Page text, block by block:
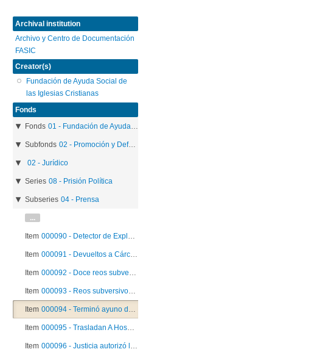
Archival institution
Archivo y Centro de Documentación
FASIC
Creator(s)
Fundación de Ayuda Social de
las Iglesias Cristianas
Fonds
Fonds 01 - Fundación de Ayuda Social de las Iglesias Cristianas
Subfonds 02 - Promoción y Defensa de los Derechos Humanos
02 - Jurídico
Series 08 - Prisión Política
Subseries 04 - Prensa
...
Item 000090 - Detector de Explosivos en Cárcel de Seguridad
Item 000091 - Devueltos a Cárcel De Seguridad Doce Reos Terroristas
Item 000092 - Doce reos subversivos al Hospital del Salvador
Item 000093 - Reos subversivos depusieron huelga de hambre que llevaban hace 49 días
Item 000094 - Terminó ayuno de presos
Item 000095 - Trasladan A Hospital A 12 Reos Terroristas
Item 000096 - Justicia autorizó la alimentación forzada de doce reos ayunantes